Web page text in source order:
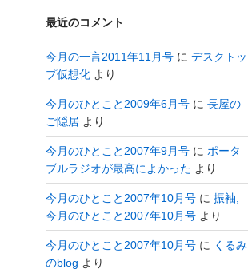
最近のコメント
今月の一言2011年11月号に デスクトッ
プ仮想化より
今月のひとこと2009年6月号に 長屋の
ご隠居より
今月のひとこと2007年9月号に ポータ
ブルラジオが最高によかった より
今月のひとこと2007年10月号に 振袖,
今月のひとこと2007年10月号より
今月のひとこと2007年10月号に くるみ
のblog より